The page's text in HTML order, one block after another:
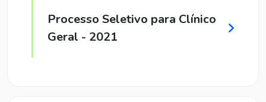
Processo Seletivo para Clínico
Geral - 2021